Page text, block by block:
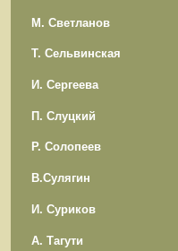
М. Светланов
Т. Сельвинская
И. Сергеева
П. Слуцкий
Р. Солопеев
В.Сулягин
И. Суриков
А. Тагути